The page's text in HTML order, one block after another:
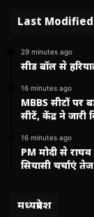
Last
29 minutes ago
सीड बॉल से
16 minutes ago
MBBS सीटों पर
सीटें, केंद्र ने जारी
16 minutes ago
PM मोदी से
सियासी चर्चाएं तेज
मध्यप्रदेश